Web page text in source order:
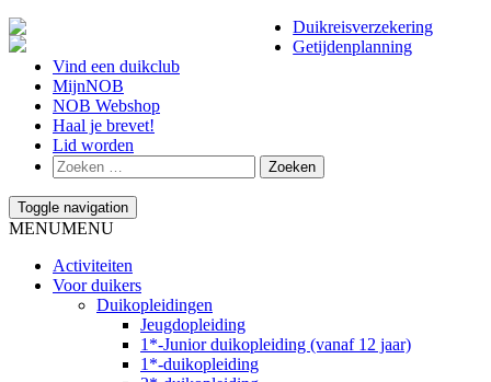
Duikreisverzekering
Getijdenplanning
Vind een duikclub
MijnNOB
NOB Webshop
Haal je brevet!
Lid worden
Toggle navigation
MENUMENU
Activiteiten
Voor duikers
Duikopleidingen
Jeugdopleiding
1*-Junior duikopleiding (vanaf 12 jaar)
1*-duikopleiding